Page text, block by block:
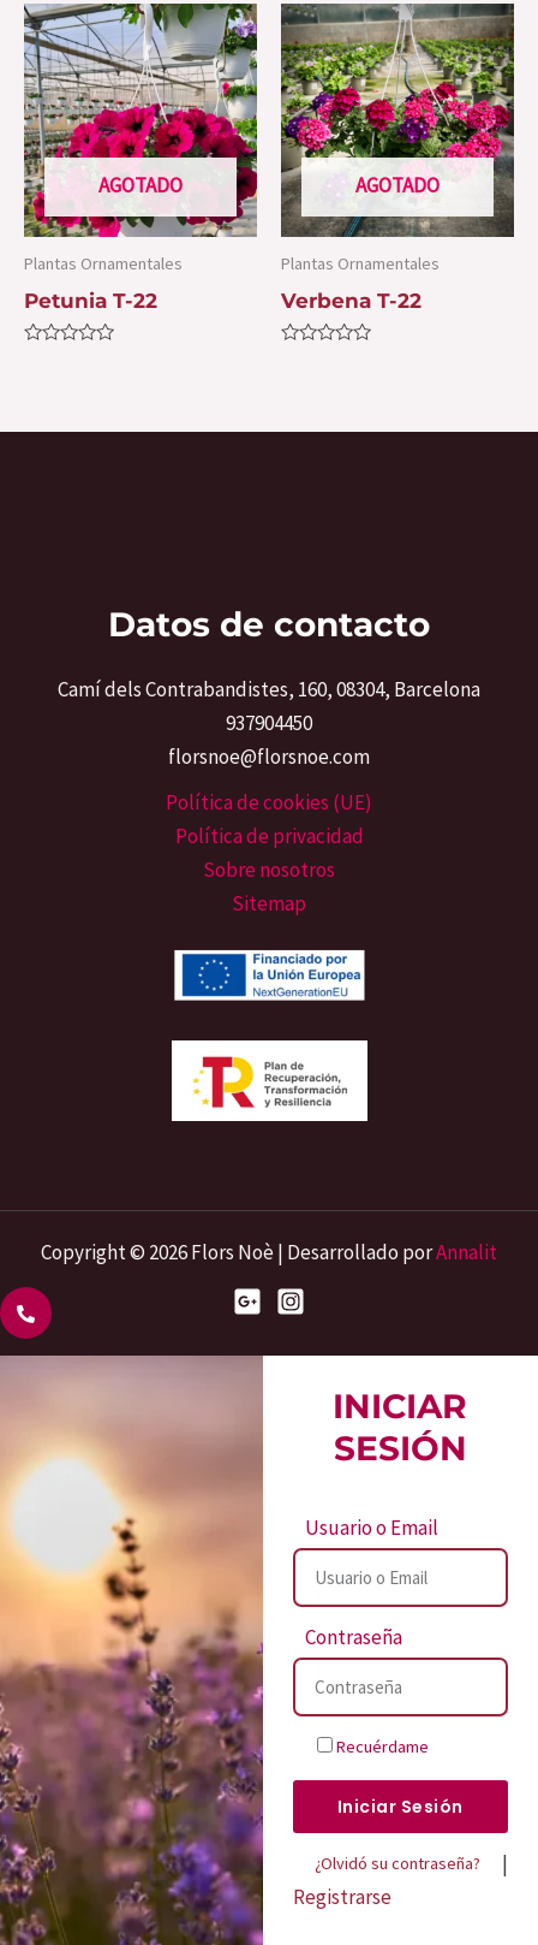
5
de
5
AGOTADO
Plantas Ornamentales
Petunia T-22
AGOTADO
Plantas Ornamentales
Verbena T-22
Datos de contacto
Camí dels Contrabandistes, 160, 08304, Barcelona
937904450
florsnoe@florsnoe.com
Política de cookies (UE)
Política de privacidad
Sobre nosotros
Sitemap
Copyright © 2026 Flors Noè | Desarrollado porAnnalit
INICIAR
SESIÓN
Usuario o Email
Contraseña
Recuérdame
Iniciar Sesión
¿Olvidó su contraseña?
|
Registrarse